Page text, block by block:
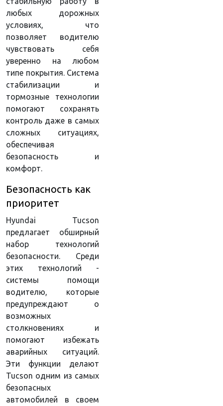
любых дорожных
условиях, что
позволяет водителю
чувствовать себя
уверенно на любом
типе покрытия. Система
стабилизации и
тормозные технологии
помогают сохранять
контроль даже в самых
сложных ситуациях,
обеспечивая
безопасность и
комфорт.
Безопасность как
приоритет
Hyundai Tucson
предлагает обширный
набор технологий
безопасности. Среди
этих технологий -
системы помощи
водителю, которые
предупреждают о
возможных
столкновениях и
помогают избежать
аварийных ситуаций.
Эти функции делают
Tucson одним из самых
безопасных
автомобилей в своем